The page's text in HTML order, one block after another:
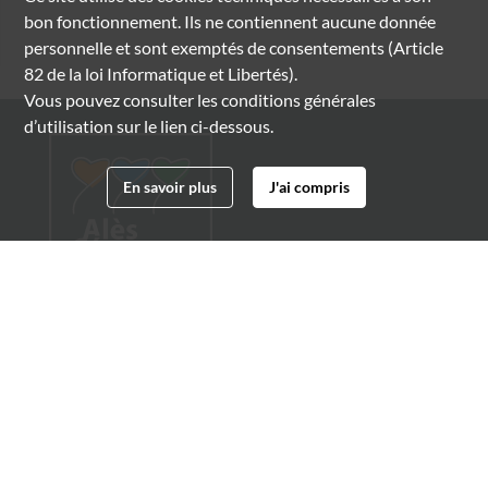
bon fonctionnement. Ils ne contiennent aucune donnée
personnelle et sont exemptés de consentements (Article
82 de la loi Informatique et Libertés).
Vous pouvez consulter les conditions générales
d’utilisation sur le lien ci-dessous.
En savoir plus J'ai compris